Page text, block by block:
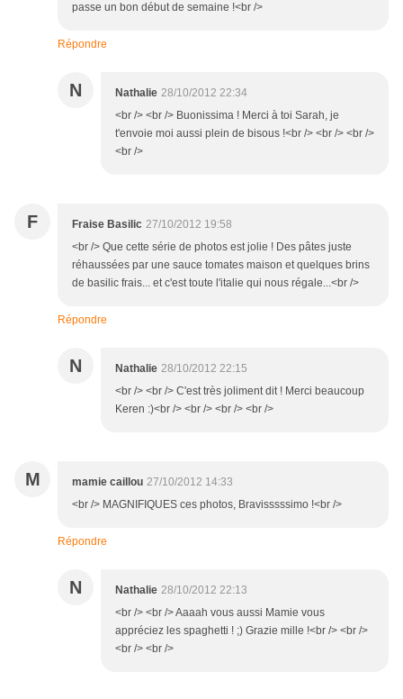
passe un bon début de semaine !<br />
Répondre
N Nathalie 28/10/2012 22:34
<br /> <br /> Buonissima ! Merci à toi Sarah, je
t'envoie moi aussi plein de bisous !<br /> <br /> <br />
<br />
F Fraise Basilic 27/10/2012 19:58
<br /> Que cette série de photos est jolie ! Des pâtes juste
réhaussées par une sauce tomates maison et quelques brins
de basilic frais... et c'est toute l'italie qui nous régale...<br />
Répondre
N Nathalie 28/10/2012 22:15
<br /> <br /> C'est très joliment dit ! Merci beaucoup
Keren :)<br /> <br /> <br /> <br />
M mamie caillou 27/10/2012 14:33
<br /> MAGNIFIQUES ces photos, Bravisssssimo !<br />
Répondre
N Nathalie 28/10/2012 22:13
<br /> <br /> Aaaah vous aussi Mamie vous
appréciez les spaghetti ! ;) Grazie mille !<br /> <br />
<br /> <br />